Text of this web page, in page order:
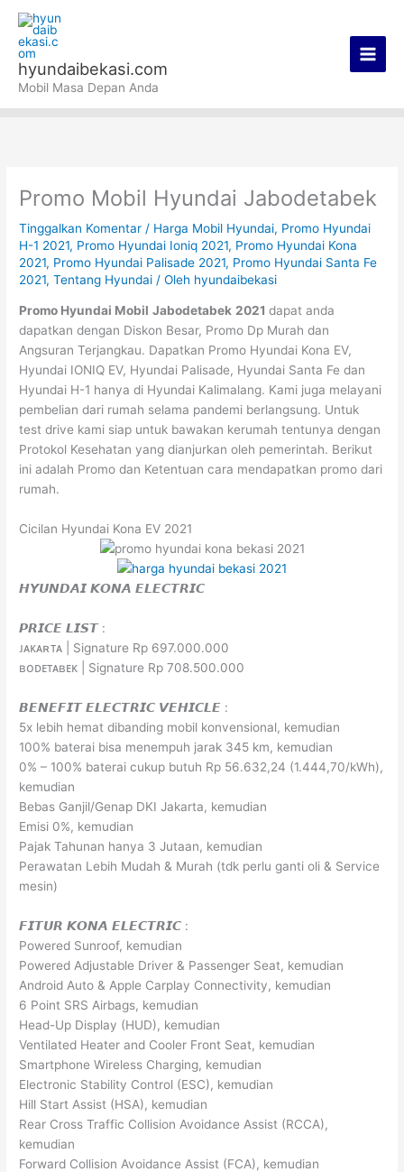
konten
hyundaibekasi.com
Mobil Masa Depan Anda
Promo Mobil Hyundai Jabodetabek
Tinggalkan Komentar / Harga Mobil Hyundai, Promo Hyundai
H-1 2021, Promo Hyundai Ioniq 2021, Promo Hyundai Kona
2021, Promo Hyundai Palisade 2021, Promo Hyundai Santa Fe
2021,Tentang Hyundai / Oleh hyundaibekasi
Promo Hyundai Mobil Jabodetabek 2021dapat anda
dapatkan dengan Diskon Besar, Promo Dp Murah dan
Angsuran Terjangkau. Dapatkan Promo Hyundai Kona EV,
Hyundai IONIQ EV, Hyundai Palisade, Hyundai Santa Fe dan
Hyundai H-1 hanya di Hyundai Kalimalang. Kami juga melayani
pembelian dari rumah selama pandemi berlangsung. Untuk
test drive kami siap untuk bawakan kerumah tentunya dengan
Protokol Kesehatan yang dianjurkan oleh pemerintah. Berikut
ini adalah Promo dan Ketentuan cara mendapatkan promo dari
rumah.
Cicilan Hyundai Kona EV 2021
𝙃𝙔𝙐𝙉𝘿𝘼𝙄 𝙆𝙊𝙉𝘼 𝙀𝙇𝙀𝘾𝙏𝙍𝙄𝘾
𝙋𝙍𝙄𝘾𝙀 𝙇𝙄𝙎𝙏 :
ᴊᴀᴋᴀʀᴛᴀ | Signature Rp 697.000.000
ʙᴏᴅᴇᴛᴀʙᴇᴋ | Signature Rp 708.500.000
𝘽𝙀𝙉𝙀𝙁𝙄𝙏 𝙀𝙇𝙀𝘾𝙏𝙍𝙄𝘾 𝙑𝙀𝙃𝙄𝘾𝙇𝙀 :
5x lebih hemat dibanding mobil konvensional, kemudian
100% baterai bisa menempuh jarak 345 km, kemudian
0% – 100% baterai cukup butuh Rp 56.632,24 (1.444,70/kWh),
kemudian
Bebas Ganjil/Genap DKI Jakarta, kemudian
Emisi 0%, kemudian
Pajak Tahunan hanya 3 Jutaan, kemudian
Perawatan Lebih Mudah & Murah (tdk perlu ganti oli & Service
mesin)
𝙁𝙄𝙏𝙐𝙍 𝙆𝙊𝙉𝘼 𝙀𝙇𝙀𝘾𝙏𝙍𝙄𝘾 :
Powered Sunroof, kemudian
Powered Adjustable Driver & Passenger Seat, kemudian
Android Auto & Apple Carplay Connectivity, kemudian
6 Point SRS Airbags, kemudian
Head-Up Display (HUD), kemudian
Ventilated Heater and Cooler Front Seat, kemudian
Smartphone Wireless Charging, kemudian
Electronic Stability Control (ESC), kemudian
Hill Start Assist (HSA), kemudian
Rear Cross Traffic Collision Avoidance Assist (RCCA),
kemudian
Forward Collision Avoidance Assist (FCA), kemudian